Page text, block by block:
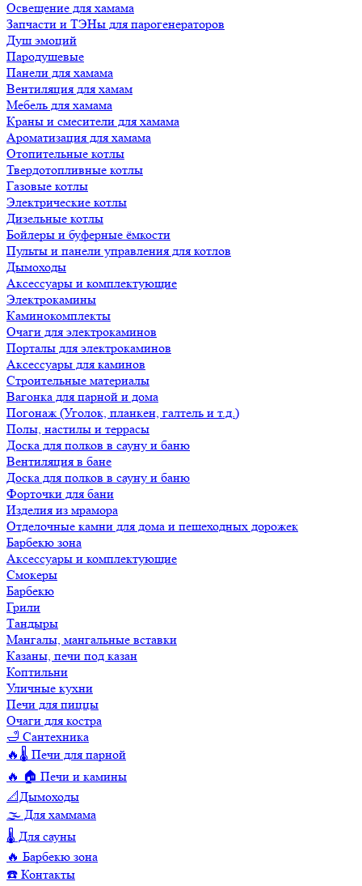
Освещение для хамама
Запчасти и ТЭНы для парогенераторов
Душ эмоций
Пародушевые
Панели для хамама
Вентиляция для хамам
Мебель для хамама
Краны и смесители для хамама
Ароматизация для хамама
Отопительные котлы
Твердотопливные котлы
Газовые котлы
Электрические котлы
Дизельные котлы
Бойлеры и буферные ёмкости
Пульты и панели управления для котлов
Дымоходы
Аксессуары и комплектующие
Электрокамины
Каминокомплекты
Очаги для электрокаминов
Порталы для электрокаминов
Аксессуары для каминов
Строительные материалы
Вагонка для парной и дома
Погонаж (Уголок, планкен, галтель и т.д.)
Полы, настилы и террасы
Доска для полков в сауну и баню
Вентиляция в бане
Доска для полков в сауну и баню
Форточки для бани
Изделия из мрамора
Отделочные камни для дома и пешеходных дорожек
Барбекю зона
Аксессуары и комплектующие
Смокеры
Барбекю
Грили
Тандыры
Мангалы, мангальные вставки
Казаны, печи под казан
Коптильни
Уличные кухни
Печи для пиццы
Очаги для костра
🛁 Сантехника
🔥🌡️ Печи для парной
🔥 🏠 Печи и камины
📐Дымоходы
🌫️ Для хаммама
🌡️ Для сауны
🔥 Барбекю зона
☎️ Контакты